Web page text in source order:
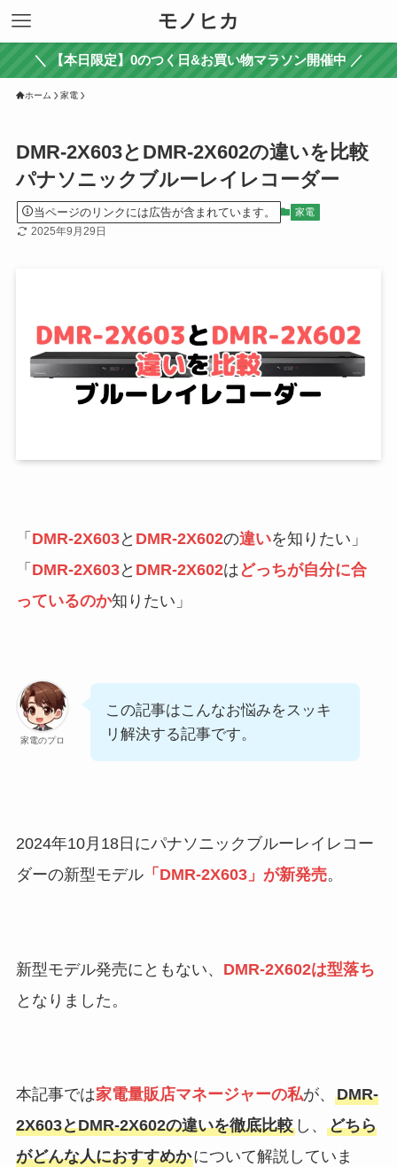
モノヒカ
＼ 【本日限定】0のつく日&お買い物マラソン開催中 ／
ホーム 家電
DMR-2X603とDMR-2X602の違いを比較
パナソニックブルーレイレコーダー
当ページのリンクには広告が含まれています。 家電
2025年9月29日
「 DMR-2X603と DMR-2X602の違いを知りたい」
「 DMR-2X603と DMR-2X602は どっちが自分に合
っているのか知りたい」
家電のプロ
この記事はこんなお悩みをスッキ
リ解決する記事です。
2024年10月18日にパナソニックブルーレイレコー
ダーの新型モデル「DMR-2X603」が新発売。
新型モデル発売にともない、 DMR-2X602は型落ち
となりました。
本記事では家電量販店マネージャーの私が、 DMR-
2X603とDMR-2X602の違いを徹底比較し、 どちら
がどんな人におすすめかについて解説していま